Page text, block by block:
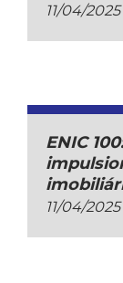
11/04/2025
ENIC
11/04/2025